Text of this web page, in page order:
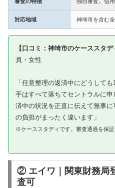
対応地域 神埼市を含む
【口コミ：神埼市のケーススタデ
員・女性
「任意整理の返済中にどうして
手はすべて落ちてセントラルに
済中の状況を正直に伝えて無事
の負担がまったく違います」
※ケーススタディです。審査通過を保
② エイワ｜関東財務局
査可